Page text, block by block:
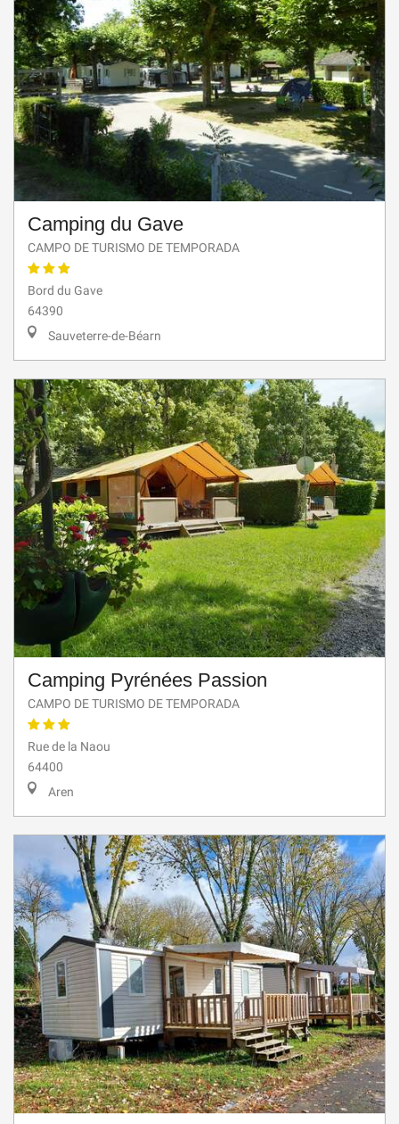
Camping du Gave
CAMPO DE TURISMO DE TEMPORADA
Bord du Gave
64390
Sauveterre-de-Béarn
Camping Pyrénées Passion
CAMPO DE TURISMO DE TEMPORADA
Rue de la Naou
64400
Aren